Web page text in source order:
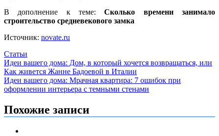
В дополнение к теме:Сколько времени занимало
строительство средневекового замка
Источник: novate.ru
Статьи
Навигация
по
записям
Идеи вашего дома: Дом, в который хочется возвращаться, или
Как живется Жанне Бадоевой в Италии
Идеи вашего дома: Мрачная квартира: 7 ошибок при
оформлении интерьера с темными стенами
Похожие записи